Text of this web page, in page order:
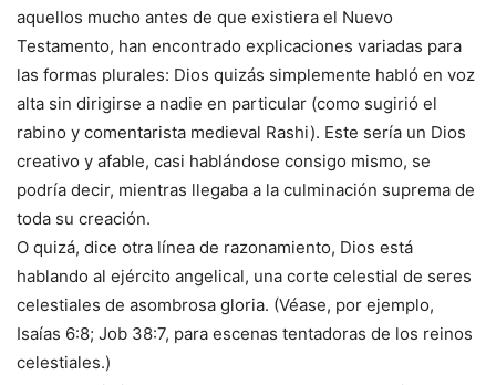
aquellos mucho antes de que existiera el Nuevo
Testamento, han encontrado explicaciones variadas para
las formas plurales: Dios quizás simplemente habló en voz
alta sin dirigirse a nadie en particular (como sugirió el
rabino y comentarista medieval Rashi). Este sería un Dios
creativo y afable, casi hablándose consigo mismo, se
podría decir, mientras llegaba a la culminación suprema de
toda su creación.
O quizá, dice otra línea de razonamiento, Dios está
hablando al ejército angelical, una corte celestial de seres
celestiales de asombrosa gloria. (Véase, por ejemplo,
Isaías 6:8; Job 38:7, para escenas tentadoras de los reinos
celestiales.)